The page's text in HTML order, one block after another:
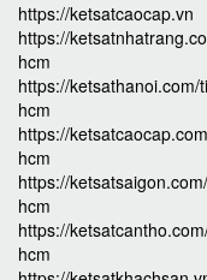
https://ketsatcaocap.vn
https://
hcm
https://
hcm
https://
hcm
https://
hcm
https://
hcm